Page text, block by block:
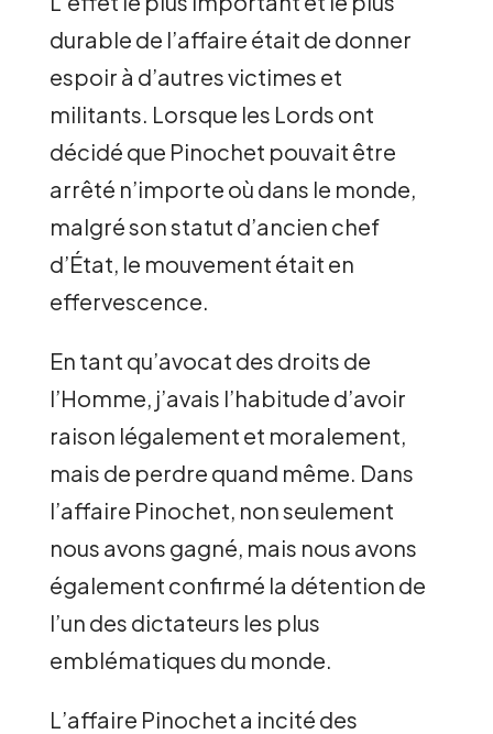
durable de l’affaire était de donner
espoir à d’autres victimes et
militants. Lorsque les Lords ont
décidé que Pinochet pouvait être
arrêté n’importe où dans le monde,
malgré son statut d’ancien chef
d’État, le mouvement était en
effervescence.
En tant qu’avocat des droits de
l’Homme, j’avais l’habitude d’avoir
raison légalement et moralement,
mais de perdre quand même. Dans
l’affaire Pinochet, non seulement
nous avons gagné, mais nous avons
également confirmé la détention de
l’un des dictateurs les plus
emblématiques du monde.
L’affaire Pinochet a incité des